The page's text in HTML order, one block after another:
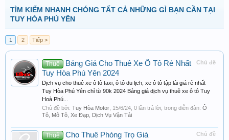
TÌM KIẾM NHANH CHÓNG TẤT CẢ NHỮNG GÌ BẠN CẦN TẠI
TUY HÒA PHÚ YÊN
1 2 Tiếp >
Chủ đề
Thuê
Bảng Giá Cho Thuê Xe Ô Tô Rẻ Nhất
Tuy Hòa Phú Yên 2024
Dịch vụ cho thuê xe ô tô taxi, ô tô du lịch, xe ô tô tập lái giá rẻ nhất
Tuy Hòa Phú Yên chỉ từ 90k 2024 Bảng giá dịch vụ thuê xe ô tô Tuy
Hoà Phú...
Chủ đề bởi: Tuy Hòa Motor 15/6/24 , 0 lần trả lời, trong diễn đàn: Ô
Tô, Mô Tô, Xe Đạp, Dịch Vụ Vận Tải
Chủ đề
Thuê
Cho Thuê Phòng Trọ Giá